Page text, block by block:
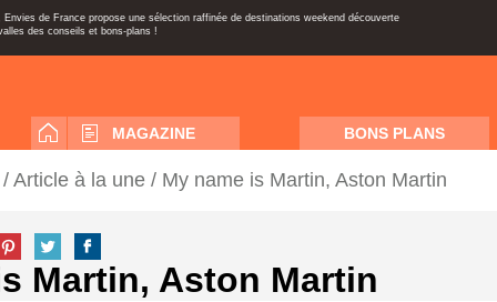
de France propose une sélection raffinée de destinations weekend découverte
des conseils et bons-plans !
MAGAZINE BONS PLANS
/ Article à la une / My name is Martin, Aston Martin
Martin, Aston Martin